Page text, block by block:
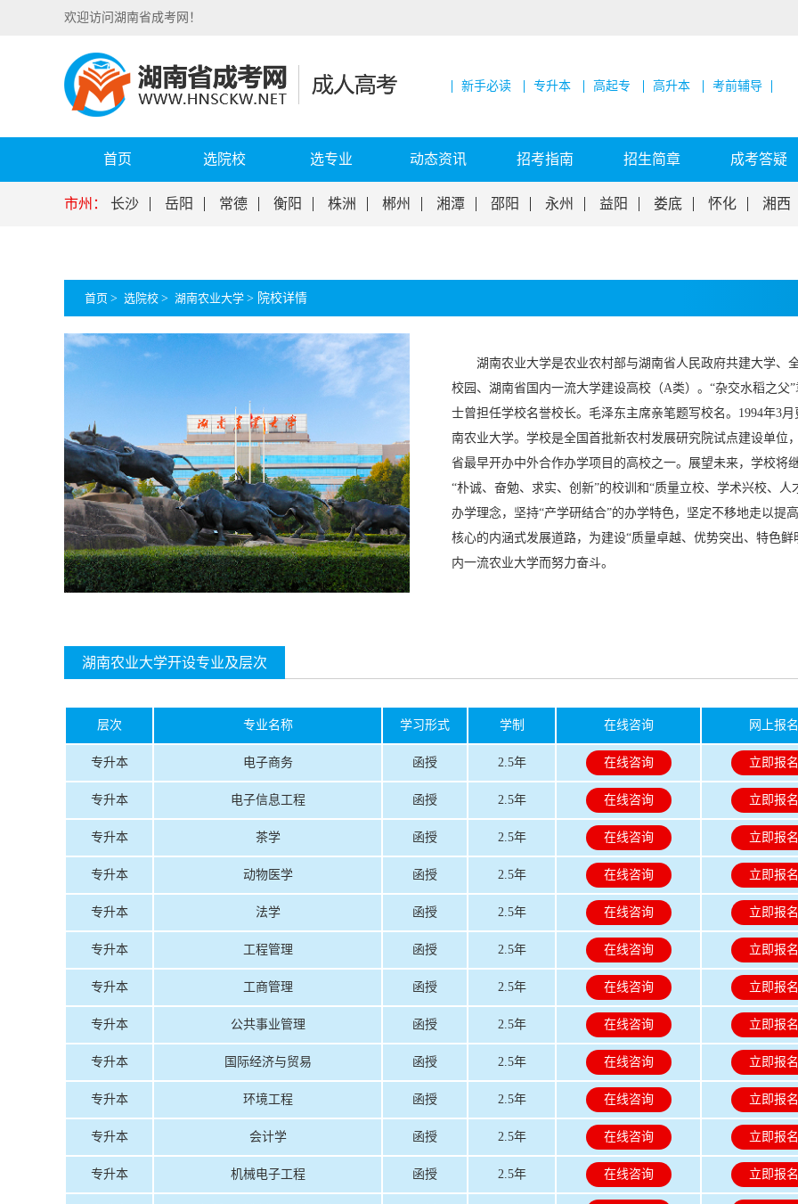
欢迎访问湖南省成考网！
新手必读 专升本 高起专 高升本 考前辅导
首页 选院校 选专业 动态资讯 招考指南 招生简章 成考答疑
市州： 长沙 岳阳 常德 衡阳 株洲 郴州 湘潭 邵阳 永州 益阳 娄底 怀化 湘西
首页 > 选院校 > 湖南农业大学 > 院校详情
湖南农业大学是农业农村部与湖南省人民政府共建大学、
校园、湖南省国内一流大学建设高校（A类）。“杂交水稻之父
士曾担任学校名誉校长。毛泽东主席亲笔题写校名。1994年3月
南农业大学。学校是全国首批新农村发展研究院试点建设单位
省最早开办中外合作办学项目的高校之一。展望未来，学校将
“朴诚、奋勉、求实、创新”的校训和“质量立校、学术兴校、人
办学理念，坚持“产学研结合”的办学特色，坚定不移地走以提
核心的内涵式发展道路，为建设“质量卓越、优势突出、特色鲜
内一流农业大学而努力奋斗。
湖南农业大学开设专业及层次
层次 专业名称 学习形式 学制 在线咨询 网上报名
专升本 电子商务 函授 2.5年 在线咨询 立即报名
专升本 电子信息工程 函授 2.5年 在线咨询 立即报名
专升本 茶学 函授 2.5年 在线咨询 立即报名
专升本 动物医学 函授 2.5年 在线咨询 立即报名
专升本 法学 函授 2.5年 在线咨询 立即报名
专升本 工程管理 函授 2.5年 在线咨询 立即报名
专升本 工商管理 函授 2.5年 在线咨询 立即报名
专升本 公共事业管理 函授 2.5年 在线咨询 立即报名
专升本 国际经济与贸易 函授 2.5年 在线咨询 立即报名
专升本 环境工程 函授 2.5年 在线咨询 立即报名
专升本 会计学 函授 2.5年 在线咨询 立即报名
专升本 机械电子工程 函授 2.5年 在线咨询 立即报名